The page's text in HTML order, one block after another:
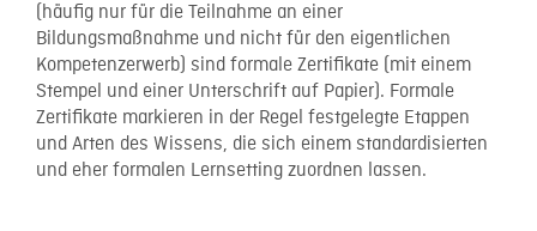
(häufig nur für die Teilnahme an einer
Bildungsmaßnahme und nicht für den eigentlichen
Kompetenzerwerb) sind formale Zertifikate (mit einem
Stempel und einer Unterschrift auf Papier). Formale
Zertifikate markieren in der Regel festgelegte Etappen
und Arten des Wissens, die sich einem standardisierten
und eher formalen Lernsetting zuordnen lassen.